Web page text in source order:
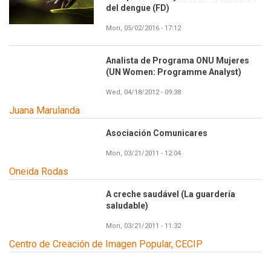
del dengue (FD)
Mon, 05/02/2016 - 17:12
Analista de Programa ONU Mujeres
(UN Women: Programme Analyst)
Wed, 04/18/2012 - 09:38
Juana Marulanda
Asociación Comunicares
Mon, 03/21/2011 - 12:04
Oneida Rodas
A creche saudável (La guardería
saludable)
Mon, 03/21/2011 - 11:32
Centro de Creación de Imagen Popular, CECIP